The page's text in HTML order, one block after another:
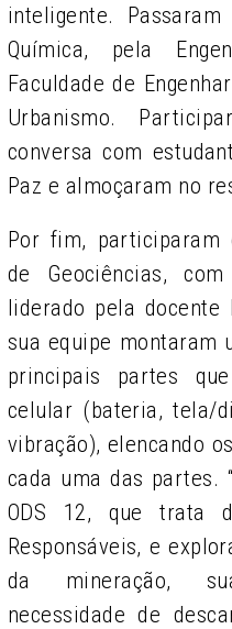
inteligente.
Química, pela
Faculdade de
Urbanismo.
conversa com
Paz e almoçaram no
Por fim, participaram
de Geociências,
liderado pela docente
sua equipe montaram
principais partes
celular (bateria, tela/
vibração), elencando
cada uma das partes.
ODS 12, que trata
Responsáveis, e
da mineração,
necessidade de